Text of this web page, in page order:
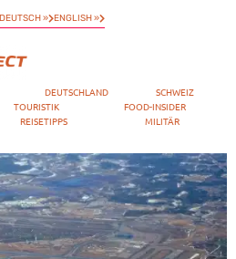
DEUTSCH » ENGLISH »
DEUTSCHLAND
SCHWEIZ
TOURISTIK
FOOD-INSIDER
REISETIPPS MILITÄR